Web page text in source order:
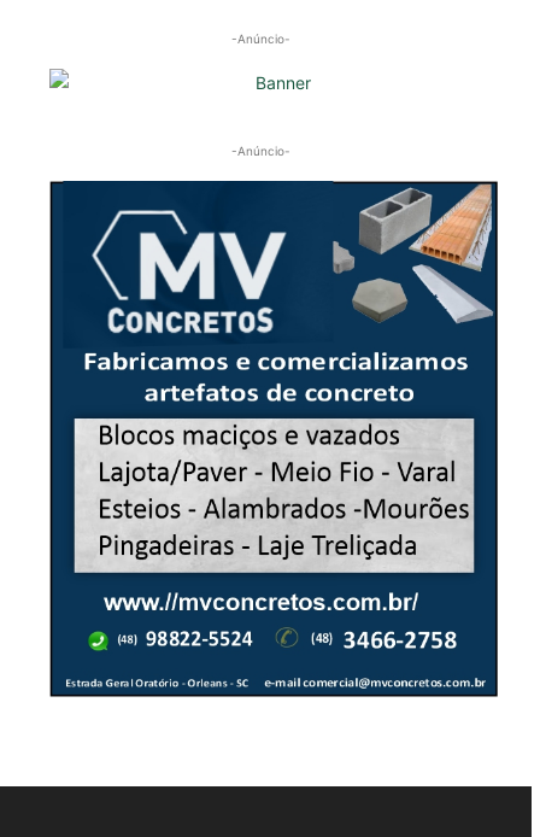
-Anúncio-
-Anúncio-